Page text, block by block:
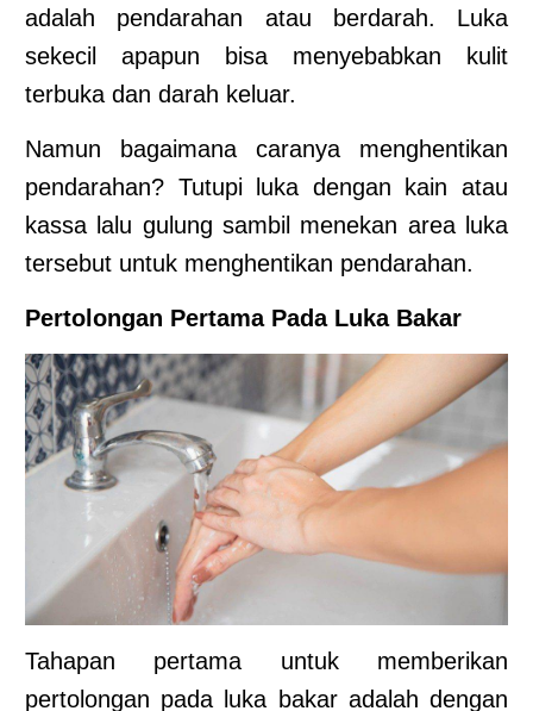
adalah pendarahan atau berdarah. Luka
sekecil apapun bisa menyebabkan kulit
terbuka dan darah keluar.
Namun bagaimana caranya menghentikan
pendarahan? Tutupi luka dengan kain atau
kassa lalu gulung sambil menekan area luka
tersebut untuk menghentikan pendarahan.
Pertolongan Pertama Pada Luka Bakar
Tahapan pertama untuk memberikan
pertolongan pada luka bakar adalah dengan